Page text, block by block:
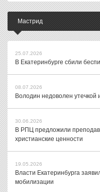
Мастрид
25.07.2026
В Екатеринбурге сбили
08.07.2026
Володин недоволен
30.06.2026
В РПЦ предложили
христианские ценности
19.05.2026
Власти Екатеринбурга
мобилизации